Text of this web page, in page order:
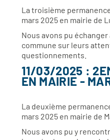
La troisième
mars 2025 en mairie de
Nous avons pu
commune sur leurs
questionnements.
11/03/2025 :
EN MAIRIE -
La deuxième
mars 2025 en mairie de
Nous avons pu y